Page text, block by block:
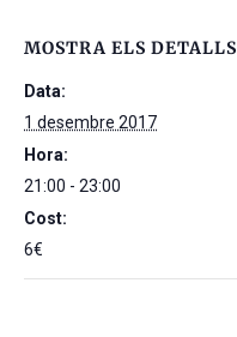
MOSTRA ELS DETALLS
Data:
1 desembre 2017
Hora:
21:00 - 23:00
Cost:
6€